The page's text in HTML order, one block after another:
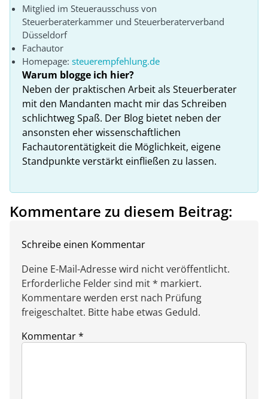
Mitglied im Steuerausschuss von
Steuerberaterkammer und Steuerberaterverband
Düsseldorf
Fachautor
Homepage: steuerempfehlung.de
Warum blogge ich hier?
Neben der praktischen Arbeit als Steuerberater
mit den Mandanten macht mir das Schreiben
schlichtweg Spaß. Der Blog bietet neben der
ansonsten eher wissenschaftlichen
Fachautorentätigkeit die Möglichkeit, eigene
Standpunkte verstärkt einfließen zu lassen.
Kommentare zu diesem Beitrag:
Schreibe einen Kommentar
Deine E-Mail-Adresse wird nicht veröffentlicht.
Erforderliche Felder sind mit * markiert.
Kommentare werden erst nach Prüfung
freigeschaltet. Bitte habe etwas Geduld.
Kommentar*